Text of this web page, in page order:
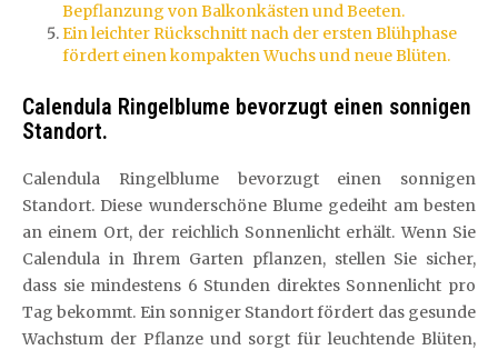
Bepflanzung von Balkonkästen und Beeten.
Ein leichter Rückschnitt nach der ersten Blühphase
fördert einen kompakten Wuchs und neue Blüten.
Calendula Ringelblume bevorzugt einen sonnigen
Standort.
Calendula Ringelblume bevorzugt einen sonnigen
Standort. Diese wunderschöne Blume gedeiht am besten
an einem Ort, der reichlich Sonnenlicht erhält. Wenn Sie
Calendula in Ihrem Garten pflanzen, stellen Sie sicher,
dass sie mindestens 6 Stunden direktes Sonnenlicht pro
Tag bekommt. Ein sonniger Standort fördert das gesunde
Wachstum der Pflanze und sorgt für leuchtende Blüten,